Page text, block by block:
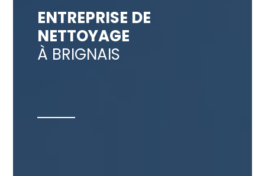
ENTREPRISE DE
NETTOYAGE
À BRIGNAIS